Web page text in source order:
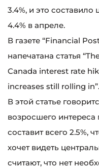
3.4%, и это
4.4% в апреле.
В газете “Financial
напечатана статья
Canada interest rate
increases still rolling in”.
В этой статье
возросшего
составит всего 2.5%,
хочет видеть
считают, что нет